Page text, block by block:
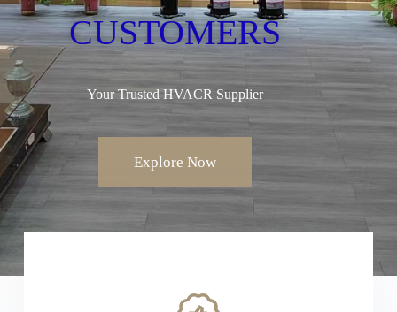
CUSTOMERS
Your Trusted HVACR Supplier
Explore Now